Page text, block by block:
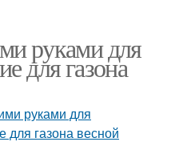
руками для
для газона